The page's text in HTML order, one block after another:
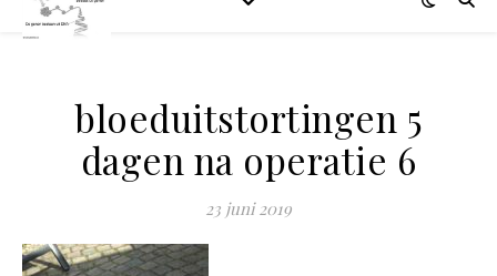
bloeduitstortingen 5
dagen na operatie 6
23 juni 2019